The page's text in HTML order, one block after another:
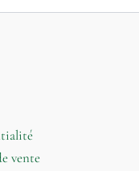
vente